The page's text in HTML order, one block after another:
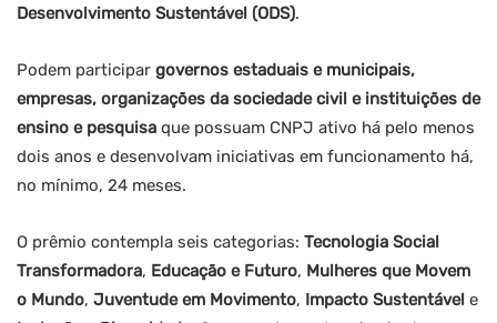
Desenvolvimento Sustentável (ODS).
Podem participar governos estaduais e municipais,
empresas, organizações da sociedade civil e instituições de
ensino e pesquisa que possuam CNPJ ativo há pelo menos
dois anos e desenvolvam iniciativas em funcionamento há,
no mínimo, 24 meses.
O prêmio contempla seis categorias: Tecnologia Social
Transformadora, Educação e Futuro, Mulheres que Movem
o Mundo, Juventude em Movimento, Impacto Sustentável e